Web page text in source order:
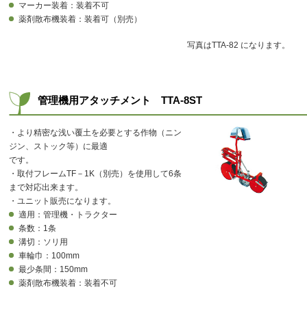
マーカー装着：装着不可
薬剤散布機装着：装着可（別売）
写真はTTA-82 になります。
管理機用アタッチメント TTA-8ST
・より精密な浅い覆土を必要とする作物（ニン
ジン、ストック等）に最適
です。
・取付フレームTF－1K（別売）を使用して6条
まで対応出来ます。
・ユニット販売になります。
適用：管理機・トラクター
条数：1条
溝切：ソリ用
車輪巾：100mm
最少条間：150mm
薬剤散布機装着：装着不可